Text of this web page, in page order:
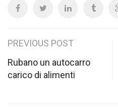
Post
navigation
PREVIOUS POST
Rubano un autocarro
carico di alimenti